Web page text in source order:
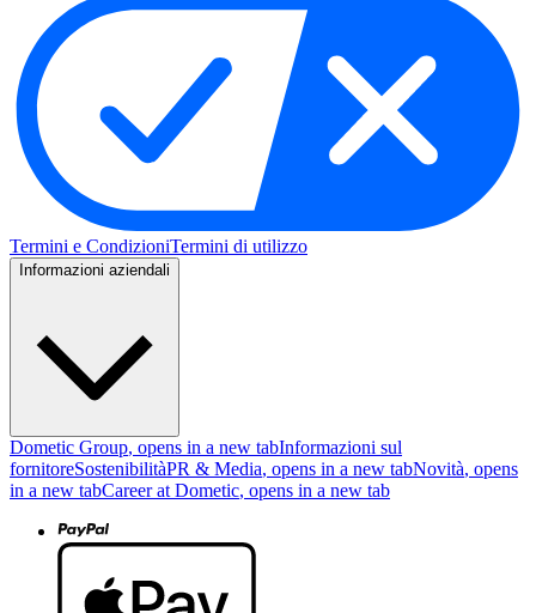
Termini e CondizioniTermini di utilizzo
Informazioni aziendali
Dometic Group, opens in a new tabInformazioni sul
fornitoreSostenibilitàPR & Media, opens in a new tabNovità, opens
in a new tabCareer at Dometic, opens in a new tab